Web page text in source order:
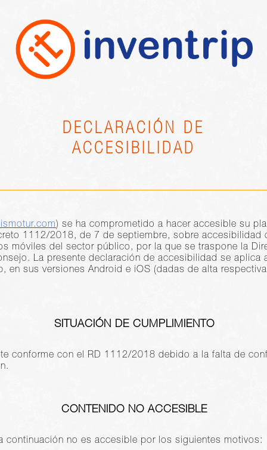
DECLARACIÓN DE
ACCESIBILIDAD
) se ha comprometido a hacer accesible su
1112/2018, de 7 de septiembre, sobre accesibilidad
móviles del sector público, por la que se traspone la
La presente declaración de accesibilidad se aplica
en sus versiones Android e iOS (dadas de alta
SITUACIÓN DE CUMPLIMIENTO
conforme con el RD 1112/2018 debido a la falta de
CONTENIDO NO ACCESIBLE
continuación no es accesible por los siguientes motivos: